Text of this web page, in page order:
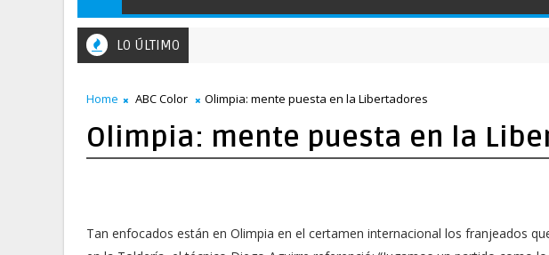
LO ÚLTIMO
Home ABC Color Olimpia: mente puesta en la Libertadores
Olimpia: mente puesta en la
Tan enfocados están en Olimpia en el certamen internacional los franjeados